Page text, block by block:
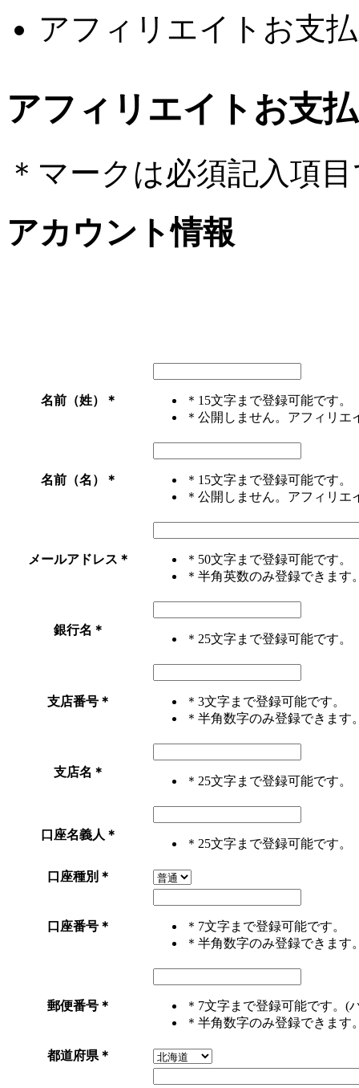
アフィリエイトお支
アフィリエイトお支
＊ マークは必須記入項
アカウント情報
名前（姓） ＊
＊15文字まで登録可能です。
＊公開しません。アフィリ
名前（名） ＊
＊15文字まで登録可能です。
＊公開しません。アフィリ
メールアドレス ＊
＊50文字まで登録可能です。
＊半角英数のみ登録できます
銀行名 ＊
＊25文字まで登録可能です。
支店番号 ＊
＊3文字まで登録可能です。
＊半角数字のみ登録できます
支店名 ＊
＊25文字まで登録可能です。
口座名義人 ＊
＊25文字まで登録可能です。
口座種別 ＊
口座番号 ＊
＊7文字まで登録可能です。
＊半角数字のみ登録できます
郵便番号 ＊
＊7文字まで登録可能です。(
＊半角数字のみ登録できます
都道府県 ＊